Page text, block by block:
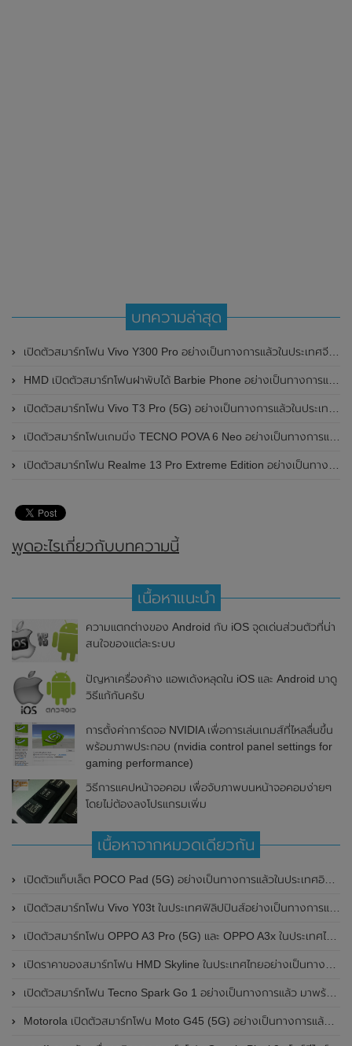
บทความล่าสุด
เปิดตัวสมาร์ทโฟน Vivo Y300 Pro อย่างเป็นทางการแล้วในประเทศจีน มาพร้อมดีไซน์พรีเมี่ยม ทนทาน และแบตเตอรี่สุดอึดขนาดใหญ่ 6,500mAh พร้อมรองรับการชาร์จไว 80W
HMD เปิดตัวสมาร์ทโฟนฝาพับได้ Barbie Phone อย่างเป็นทางการแล้ว มาพร้อมธีมสีชมพูสดใส
เปิดตัวสมาร์ทโฟน Vivo T3 Pro (5G) อย่างเป็นทางการแล้วในประเทศอินเดีย
เปิดตัวสมาร์ทโฟนเกมมิ่ง TECNO POVA 6 Neo อย่างเป็นทางการแล้วในประเทศไทย ในราคา 8,499 บาท
เปิดตัวสมาร์ทโฟน Realme 13 Pro Extreme Edition อย่างเป็นทางการแล้วในประเทศจีน
พูดอะไรเกี่ยวกับบทความนี้
เนื้อหาแนะนำ
ความแตกต่างของ Android กับ iOS จุดเด่นส่วนตัวที่น่า
สนใจของแต่ละระบบ
ปัญหาเครื่องค้าง แอพเด้งหลุดใน iOS และ Android มาดู
วิธีแก้กันครับ
การตั้งค่าการ์ดจอ NVIDIA เพื่อการเล่นเกมส์ที่ไหลลื่นขึ้น
พร้อมภาพประกอบ (nvidia control panel settings for
gaming performance)
วิธีการแคปหน้าจอคอม เพื่อจับภาพบนหน้าจอคอมง่ายๆ
โดยไม่ต้องลงโปรแกรมเพิ่ม
เนื้อหาจากหมวดเดียวกัน
เปิดตัวแท็บเล็ต POCO Pad (5G) อย่างเป็นทางการแล้วในประเทศอินเดีย มาพร้อมชิปเซ็ต Snapdragon 7s Gen 2 ของ Qualcomm และรองรับเครือข่าย 5G
เปิดตัวสมาร์ทโฟน Vivo Y03t ในประเทศฟิลิปปินส์อย่างเป็นทางการแล้ว มาพร้อมชิปเซ็ต Unisoc T612 , กล้องหลัง ความละเอียด 13MP , แบตเตอรี่ 5,000mAh และหน้าจอแสดงผล LCD / 90Hz
เปิดตัวสมาร์ทโฟน OPPO A3 Pro (5G) และ OPPO A3x ในประเทศไทยอย่างเป็นทางการแล้ว ในราคาเริ่มต้นเพียง 3,999 บาท
เปิดราคาของสมาร์ทโฟน HMD Skyline ในประเทศไทยอย่างเป็นทางการแล้ว ราคา 14,990 บาท
เปิดตัวสมาร์ทโฟน Tecno Spark Go 1 อย่างเป็นทางการแล้ว มาพร้อมหน้าจอแสดงผล LCD / 120Hz , แบตเตอรี่ 5,000mAh และใช้ชิปเซ็ต Unisoc
Motorola เปิดตัวสมาร์ทโฟน Moto G45 (5G) อย่างเป็นทางการแล้วในอินเดีย